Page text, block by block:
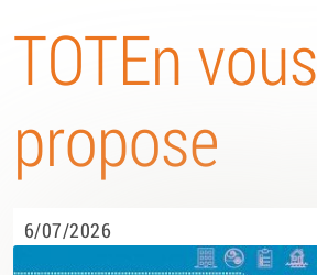
TOTEn vous
propose
6/07/2026